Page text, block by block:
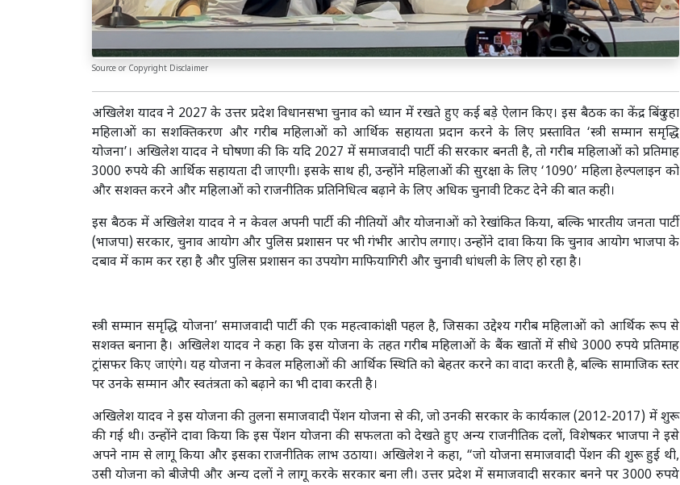
Source or Copyright Disclaimer
अखिलेश यादव ने 2027 के उत्तर प्रदेश विधानसभा चुनाव को ध्यान में रखते हुए कई बड़े ऐलान किए। इस बैठक का केंद्र बिंदु रहा
महिलाओं का सशक्तिकरण और गरीब महिलाओं को आर्थिक सहायता प्रदान करने के लिए प्रस्तावित ‘स्त्री सम्मान समृद्धि
योजना’। अखिलेश यादव ने घोषणा की कि यदि 2027 में समाजवादी पार्टी की सरकार बनती है, तो गरीब महिलाओं को प्रतिमाह
3000 रुपये की आर्थिक सहायता दी जाएगी। इसके साथ ही, उन्होंने महिलाओं की सुरक्षा के लिए ‘1090’ महिला हेल्पलाइन को
और सशक्त करने और महिलाओं को राजनीतिक प्रतिनिधित्व बढ़ाने के लिए अधिक चुनावी टिकट देने की बात कही।
इस बैठक में अखिलेश यादव ने न केवल अपनी पार्टी की नीतियों और योजनाओं को रेखांकित किया, बल्कि भारतीय जनता पार्टी
(भाजपा) सरकार, चुनाव आयोग और पुलिस प्रशासन पर भी गंभीर आरोप लगाए। उन्होंने दावा किया कि चुनाव आयोग भाजपा के
दबाव में काम कर रहा है और पुलिस प्रशासन का उपयोग माफियागिरी और चुनावी धांधली के लिए हो रहा है।
स्त्री सम्मान समृद्धि योजना’ समाजवादी पार्टी की एक महत्वाकांक्षी पहल है, जिसका उद्देश्य गरीब महिलाओं को आर्थिक रूप से
सशक्त बनाना है। अखिलेश यादव ने कहा कि इस योजना के तहत गरीब महिलाओं के बैंक खातों में सीधे 3000 रुपये प्रतिमाह
ट्रांसफर किए जाएंगे। यह योजना न केवल महिलाओं की आर्थिक स्थिति को बेहतर करने का वादा करती है, बल्कि सामाजिक स्तर
पर उनके सम्मान और स्वतंत्रता को बढ़ाने का भी दावा करती है।
अखिलेश यादव ने इस योजना की तुलना समाजवादी पेंशन योजना से की, जो उनकी सरकार के कार्यकाल (2012-2017) में शुरू
की गई थी। उन्होंने दावा किया कि इस पेंशन योजना की सफलता को देखते हुए अन्य राजनीतिक दलों, विशेषकर भाजपा ने इसे
अपने नाम से लागू किया और इसका राजनीतिक लाभ उठाया। अखिलेश ने कहा, “जो योजना समाजवादी पेंशन की शुरू हुई थी,
उसी योजना को बीजेपी और अन्य दलों ने लागू करके सरकार बना ली। उत्तर प्रदेश में समाजवादी सरकार बनने पर 3000 रुपये